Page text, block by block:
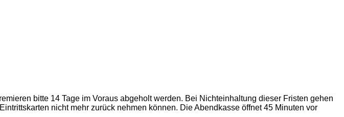
bitte 14 Tage im Voraus abgeholt werden. Bei Nichteinhaltung dieser Fristen gehen
nicht mehr zurück nehmen können. Die Abendkasse öffnet 45 Minuten vor